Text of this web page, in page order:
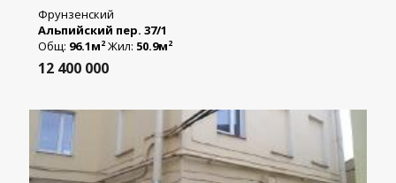
Фрунзенский
Альпийский пер. 37/1
Общ: 96.1м2 Жил: 50.9м2
12 400 000